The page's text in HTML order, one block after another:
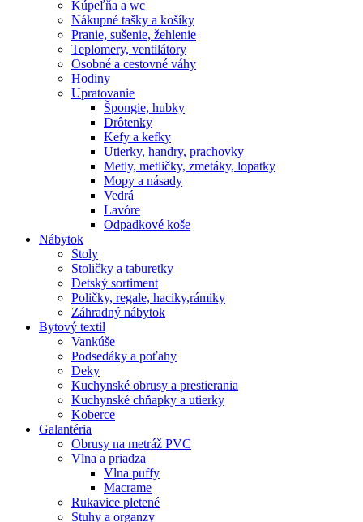
Kúpeľňa a wc
Nákupné tašky a košíky
Pranie, sušenie, žehlenie
Teplomery, ventilátory
Osobné a cestovné váhy
Hodiny
Upratovanie
Špongie, hubky
Drôtenky
Kefy a kefky
Utierky, handry, prachovky
Metly, metličky, zmetáky, lopatky
Mopy a násady
Vedrá
Lavóre
Odpadkové koše
Nábytok
Stoly
Stoličky a taburetky
Detský sortiment
Poličky, regale, haciky,rámiky
Záhradný nábytok
Bytový textil
Vankúše
Podsedáky a poťahy
Deky
Kuchynské obrusy a prestierania
Kuchynské chňapky a utierky
Koberce
Galantéria
Obrusy na metráž PVC
Vlna a priadza
Vlna puffy
Macrame
Rukavice pletené
Stuhy a organzy